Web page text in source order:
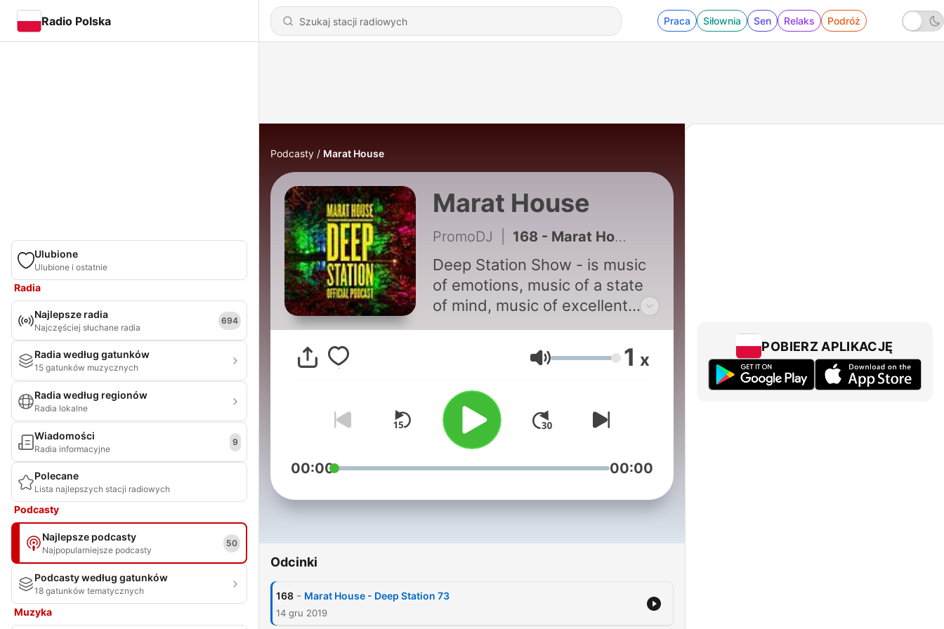
Radio Polska Praca Siłownia Sen Relaks Podróż
Ulubione
Ulubione i ostatnie
Radia
Najlepsze radia
Najczęściej słuchane radia
694
Radia według gatunków
15 gatunków muzycznych
Radia według regionów
Radia lokalne
Wiadomości
Radia informacyjne
9
Polecane
Lista najlepszych stacji radiowych
Podcasty
Najlepsze podcasty
Najpopularniejsze podcasty
50
Podcasty według gatunków
18 gatunków tematycznych
Muzyka
Podcasty Marat House
Marat House
PromoDJ 168 - Marat House - Deep Station 73
Deep Station Show - is music
of emotions, music of a state
of mind, music of excellent
mood!
Głośność 1 x
00:00 00:00
Odcinki
168 - Marat House - Deep Station 73
14 gru 2019
POBIERZ APLIKACJĘ